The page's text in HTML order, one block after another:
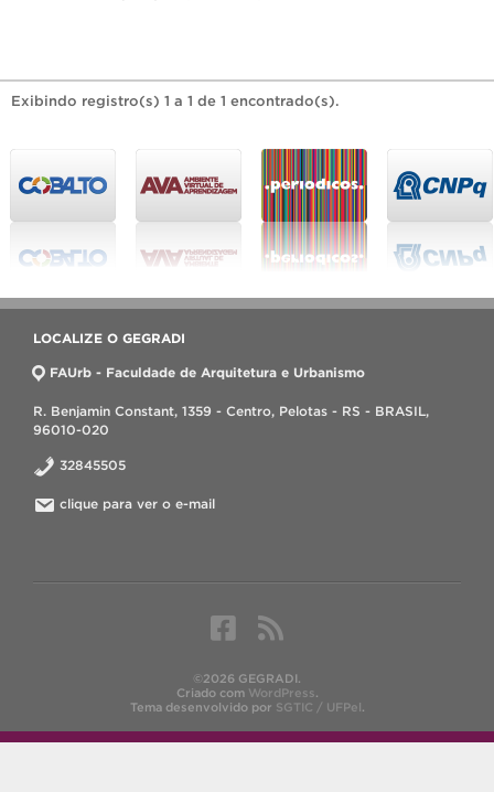
Exibindo registro(s) 1 a 1 de 1 encontrado(s).
LOCALIZE O GEGRADI
FAUrb - Faculdade de Arquitetura e Urbanismo
R. Benjamin Constant, 1359 - Centro, Pelotas - RS - BRASIL,
96010-020
32845505
clique para ver o e-mail
©2026 GEGRADI.
Criado com WordPress.
Tema desenvolvido por SGTIC / UFPel.